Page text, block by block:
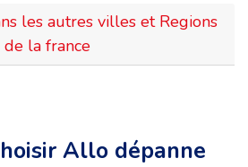
les autres villes et Regions
de la france
Allo dépanne